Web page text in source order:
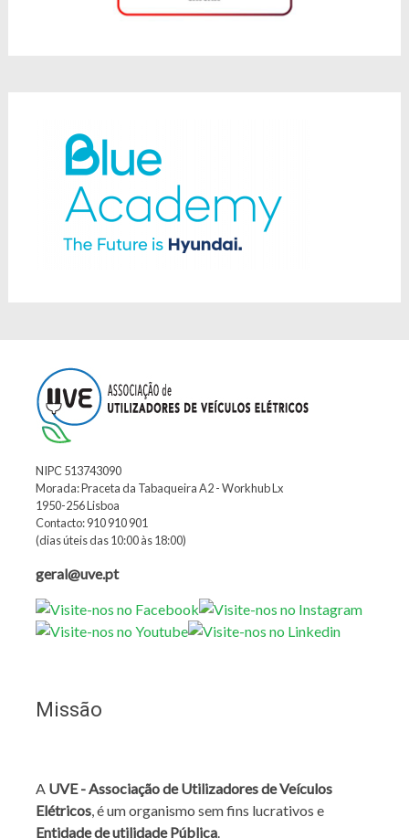
NIPC 513743090
Morada: Praceta da Tabaqueira A2 - Workhub Lx
1950-256 Lisboa
Contacto: 910 910 901
(dias úteis das 10:00 às 18:00)
geral@uve.pt
Missão
A UVE - Associação de Utilizadores de Veículos
Elétricos, é um organismo sem fins lucrativos e
Entidade de utilidade Pública.